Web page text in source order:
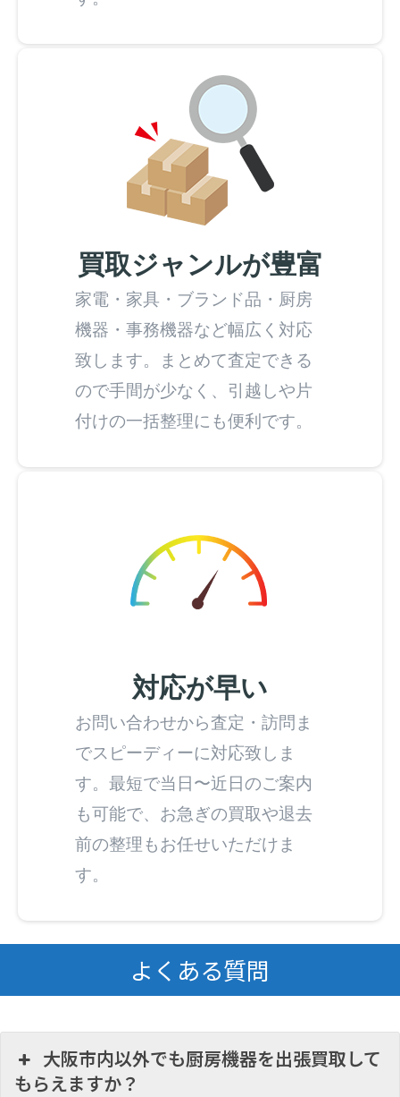
買取ジャンルが豊富
家電・家具・ブランド品・厨房
機器・事務機器など幅広く対応
致します。まとめて査定できる
ので手間が少なく、引越しや片
付けの一括整理にも便利です。
対応が早い
お問い合わせから査定・訪問ま
でスピーディーに対応致しま
す。最短で当日〜近日のご案内
も可能で、お急ぎの買取や退去
前の整理もお任せいただけま
す。
よくある質問
大阪市内以外でも厨房機器を出張買取して
もらえますか？